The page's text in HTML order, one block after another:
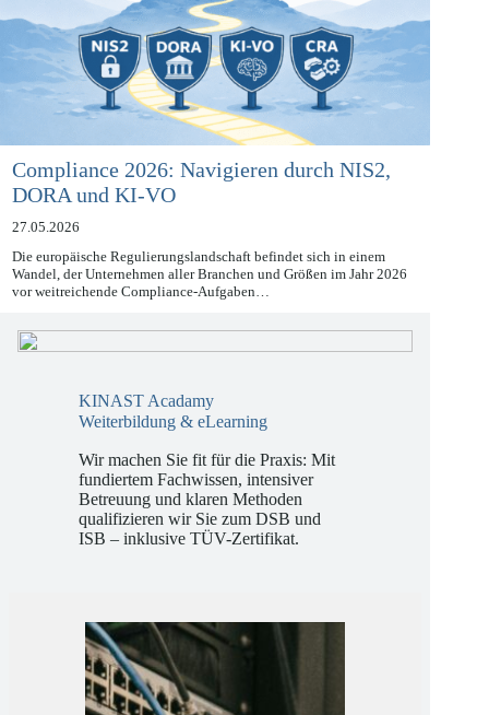
Compliance 2026: Navigieren durch NIS2,
DORA und KI-VO
27.05.2026
Die europäische Regulierungslandschaft befindet sich in einem
Wandel, der Unternehmen aller Branchen und Größen im Jahr 2026
KINAST Acadamy
Wir machen Sie fit für die Praxis: Mit
fundiertem Fachwissen, intensiver
Betreuung und klaren Methoden
qualifizieren wir Sie zum DSB und